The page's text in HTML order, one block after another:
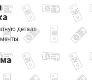
деталь